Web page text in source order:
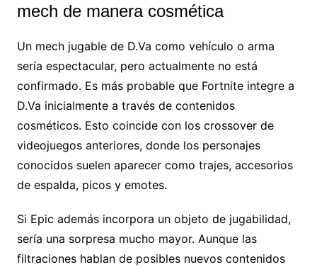
mech de manera cosmética
Un mech jugable de D.Va como vehículo o arma
sería espectacular, pero actualmente no está
confirmado. Es más probable que Fortnite integre a
D.Va inicialmente a través de contenidos
cosméticos. Esto coincide con los crossover de
videojuegos anteriores, donde los personajes
conocidos suelen aparecer como trajes, accesorios
de espalda, picos y emotes.
Si Epic además incorpora un objeto de jugabilidad,
sería una sorpresa mucho mayor. Aunque las
filtraciones hablan de posibles nuevos contenidos